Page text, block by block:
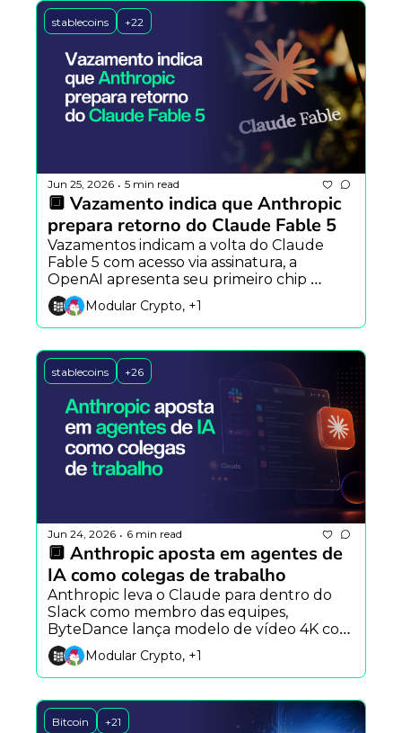
stablecoins +22
Jun 25, 2026 • 5 min read
🔲 Vazamento indica que Anthropic
prepara retorno do Claude Fable 5
Vazamentos indicam a volta do Claude
Fable 5 com acesso via assinatura, a
OpenAI apresenta seu primeiro chip
próprio para IA e o Hermes Agent aposta
em mascotes animados para aproximar
usuários dos agentes autônomos.
Modular Crypto, +1
stablecoins +26
Jun 24, 2026 • 6 min read
🔲 Anthropic aposta em agentes de
IA como colegas de trabalho
Anthropic leva o Claude para dentro do
Slack como membro das equipes,
ByteDance lança modelo de vídeo 4K com
até 50 referências e empresas defendem
IA soberana para reduzir dependência das
big techs.
Modular Crypto, +1
Bitcoin +21